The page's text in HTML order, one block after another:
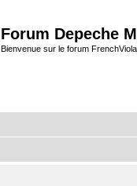
Forum Depeche
Bienvenue sur le forum